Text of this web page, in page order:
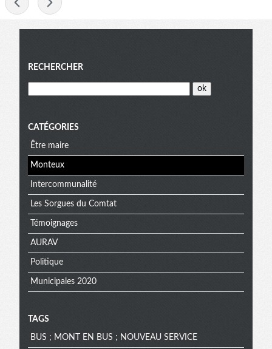
Menu
RECHERCHER
CATÉGORIES
Être maire
Monteux
Intercommunalité
Les Sorgues du Comtat
Témoignages
AURAV
Politique
Municipales 2020
TAGS
BUS ; MONT EN BUS ; NOUVEAU SERVICE